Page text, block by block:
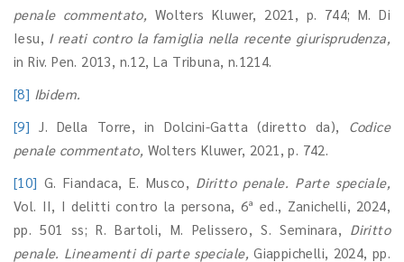
penale commentato, Wolters Kluwer, 2021, p. 744; M. Di
Iesu, I reati contro la famiglia nella recente giurisprudenza,
in Riv. Pen. 2013, n.12, La Tribuna, n.1214.
[8] Ibidem.
[9] J. Della Torre, in Dolcini-Gatta (diretto da), Codice
penale commentato, Wolters Kluwer, 2021, p. 742.
[10] G. Fiandaca, E. Musco, Diritto penale. Parte speciale,
Vol. II, I delitti contro la persona, 6ª ed., Zanichelli, 2024,
pp. 501 ss; R. Bartoli, M. Pelissero, S. Seminara, Diritto
penale. Lineamenti di parte speciale,Giappichelli, 2024, pp.